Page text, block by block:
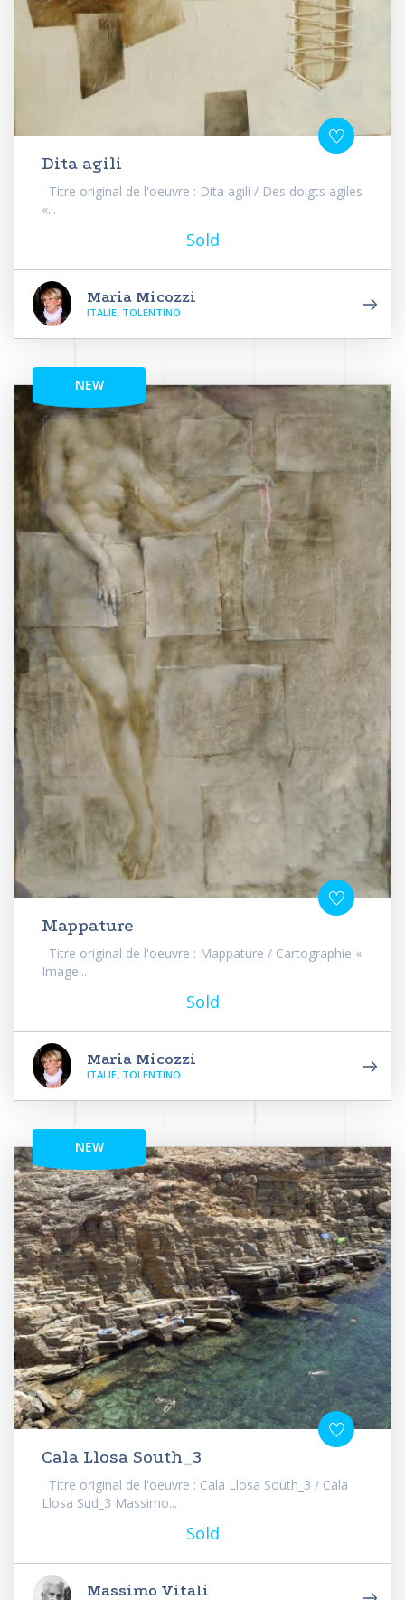
Dita agili
Titre original de l'oeuvre : Dita agili / Des doigts agiles
«...
Sold
Maria Micozzi
ITALIE, TOLENTINO
NEW
Mappature
Titre original de l'oeuvre : Mappature / Cartographie «
Image...
Sold
Maria Micozzi
ITALIE, TOLENTINO
NEW
Cala Llosa South_3
Titre original de l'oeuvre : Cala Llosa South_3 / Cala
Llosa Sud_3 Massimo...
Sold
Massimo Vitali